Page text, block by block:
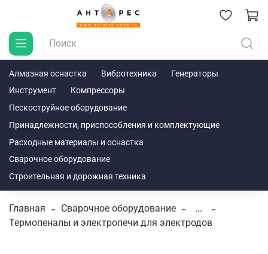
Алмазная оснастка Вибротехника
Генераторы
Инструмент
Компрессоры
Пескоструйное оборудование
Принадлежности, приспособления и комплектующие
Расходные материалы и оснастка
Сварочное оборудование
Строительная и дорожная техника
Главная Сварочное оборудование
...
Термопеналы и электропечи для электродов